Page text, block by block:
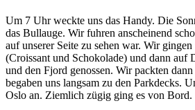
Um 7 Uhr weckte uns das Handy. Die
das Bullauge. Wir fuhren anscheinend
auf unserer Seite zu sehen war. Wir
(Croissant und Schokolade) und dann auf
und den Fjord genossen. Wir packten dann
begaben uns langsam zu den Parkdecks.
Oslo an. Ziemlich zügig ging es von Bord.